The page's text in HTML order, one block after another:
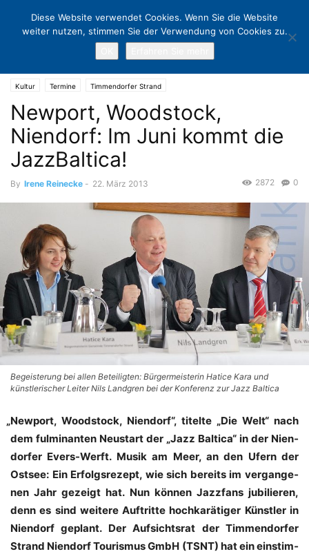
Kultur Termine Timmendorfer Strand
Newport, Woodstock,
Niendorf: Im Juni kommt die
JazzBaltica!
By Irene Reinecke - 22. März 2013 0
2872
Begeisterung bei allen Beteiligten: Bürgermeisterin Hatice Kara und
künstlerischer Leiter Nils Landgren bei der Konferenz zur Jazz Baltica
„New­port, Wood­stock, Nien­dorf“, titel­te „Die Welt“ nach
dem ful­mi­nan­ten Neu­start der „Jazz Bal­ti­ca“ in der Nien­
dor­fer Evers-Werft. Musik am Meer, an den Ufern der
Ost­see: Ein Erfolgs­re­zept, wie sich bereits im ver­gan­ge­
nen Jahr gezeigt hat. Nun kön­nen Jazz­fans jubi­lie­ren,
denn es sind wei­te­re Auf­trit­te hoch­ka­rä­ti­ger Künst­ler in
Nien­dorf geplant. Der Auf­sichts­rat der Tim­men­dor­fer
Strand Nien­dorf Tou­ris­mus GmbH (TSNT) hat ein ein­stim­
Diese Website verwendet Cookies. Wenn Sie die Website
weiter nutzen, stimmen Sie der Verwendung von Cookies zu.